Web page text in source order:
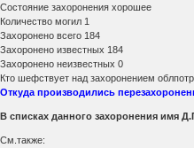
Состояние захоронения хорошее
Количество могил 1
Захоронено всего 184
Захоронено известных 184
Захоронено неизвестных 0
Кто шефствует над захоронением
Откуда производились
В списках данного захоронения имя
См.также: